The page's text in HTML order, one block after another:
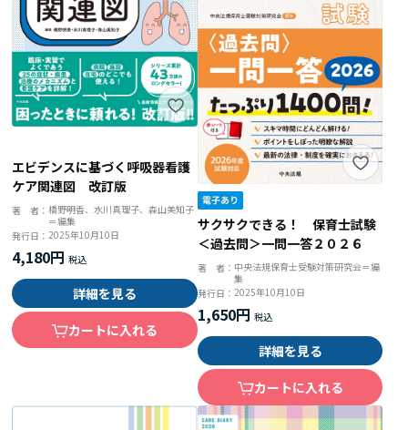
エビデンスに基づく呼吸器看護
ケア関連図 改訂版
著 者：橋野明香、水川真理子、森山美知子
＝編集
発行日：2025年10月10日
4,180円
詳細を見る
カートに入れる
サクサクできる！ 保育士試験
＜過去問＞一問一答２０２６
著 者： 中央法規保育士受験対策研究会＝編
集
発行日： 2025年10月10日
1,650円
詳細を見る
カートに入れる